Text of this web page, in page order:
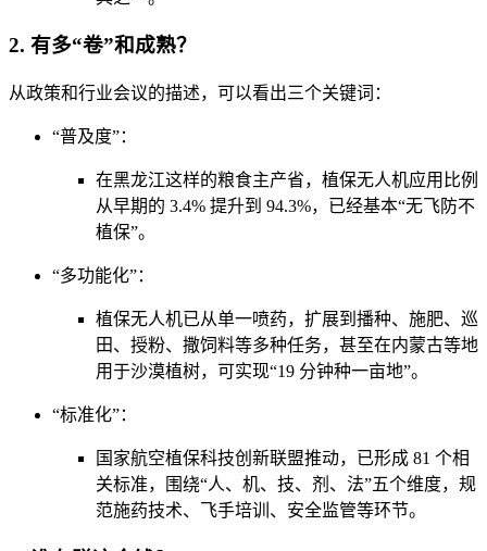
2. 有多“卷”和成熟？
从政策和行业会议的描述，可以看出三个关键词：
“普及度”：
在黑龙江这样的粮食主产省，植保无人机应用比例
从早期的 3.4% 提升到 94.3%，已经基本“无飞防不
植保”。
“多功能化”：
植保无人机已从单一喷药，扩展到播种、施肥、巡
田、授粉、撒饲料等多种任务，甚至在内蒙古等地
用于沙漠植树，可实现“19 分钟种一亩地”。
“标准化”：
国家航空植保科技创新联盟推动，已形成 81 个相
关标准，围绕“人、机、技、剂、法”五个维度，规
范施药技术、飞手培训、安全监管等环节。